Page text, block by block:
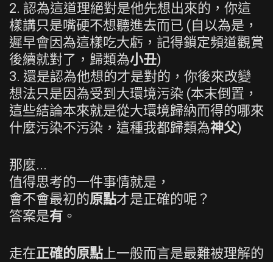
2. 認為這道理絕對是他先想出來的，你這
樣講只是嘴硬不想聽進去而已 (自以為是，
遲早會因為這樣吃大虧，記得鎖定頻道觀賞
後續就對了，歸類為小丑)
3. 還是認為他想的才是對的，你後來改變
想法只是因為受到大環境污染 (本末倒置，
這些結論本來就是從大環境歸納而得的哪來
什麼污染不污染，這種我都歸類為神父)
那麼...
值得思考的一件事情就是，
會不會最初的原點才是正確的呢？
答案是有 。
走在正確的原點 上一般而言是最難被理解的